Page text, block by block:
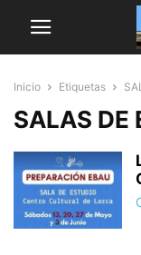
Inicio Etiquetas
SALAS DE